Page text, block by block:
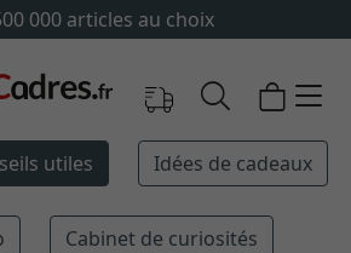
000 articles au choix
utiles Idées de cadeaux
Cabinet de curiosités